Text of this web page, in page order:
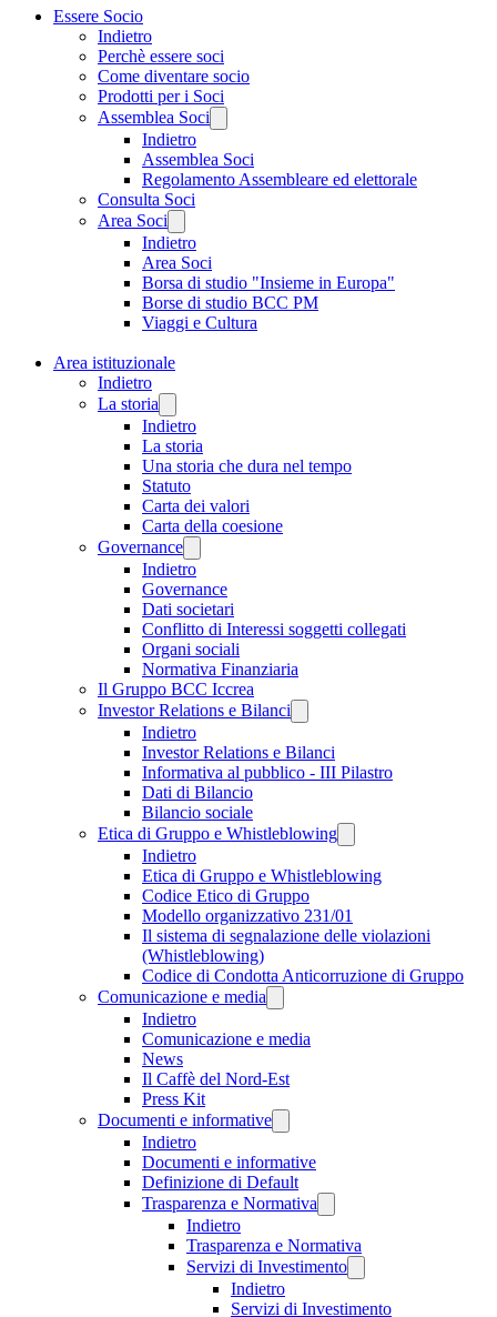
Essere Socio
Indietro
Perchè essere soci
Come diventare socio
Prodotti per i Soci
Assemblea Soci
Indietro
Assemblea Soci
Regolamento Assembleare ed elettorale
Consulta Soci
Area Soci
Indietro
Area Soci
Borsa di studio "Insieme in Europa"
Borse di studio BCC PM
Viaggi e Cultura
Area istituzionale
Indietro
La storia
Indietro
La storia
Una storia che dura nel tempo
Statuto
Carta dei valori
Carta della coesione
Governance
Indietro
Governance
Dati societari
Conflitto di Interessi soggetti collegati
Organi sociali
Normativa Finanziaria
Il Gruppo BCC Iccrea
Investor Relations e Bilanci
Indietro
Investor Relations e Bilanci
Informativa al pubblico - III Pilastro
Dati di Bilancio
Bilancio sociale
Etica di Gruppo e Whistleblowing
Indietro
Etica di Gruppo e Whistleblowing
Codice Etico di Gruppo
Modello organizzativo 231/01
Il sistema di segnalazione delle violazioni
(Whistleblowing)
Codice di Condotta Anticorruzione di Gruppo
Comunicazione e media
Indietro
Comunicazione e media
News
Il Caffè del Nord-Est
Press Kit
Documenti e informative
Indietro
Documenti e informative
Definizione di Default
Trasparenza e Normativa
Indietro
Trasparenza e Normativa
Servizi di Investimento
Indietro
Servizi di Investimento